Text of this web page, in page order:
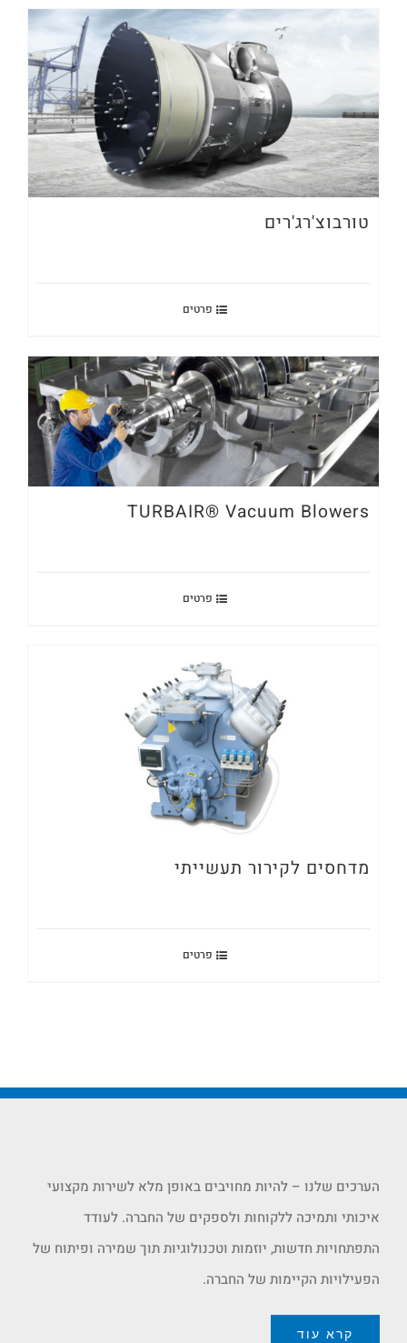
טורבוצ'רג'רים
פרטים
TURBAIR® Vacuum Blowers
פרטים
מדחסים לקירור תעשייתי
פרטים
הערכים שלנו – להיות מחויבים באופן מלא לשירות מקצועי
איכותי ותמיכה ללקוחות ולספקים של החברה. לעודד
התפתחויות חדשות, יוזמות וטכנולוגיות תוך שמירה ופיתוח של
הפעילויות הקיימות של החברה.
קרא עוד